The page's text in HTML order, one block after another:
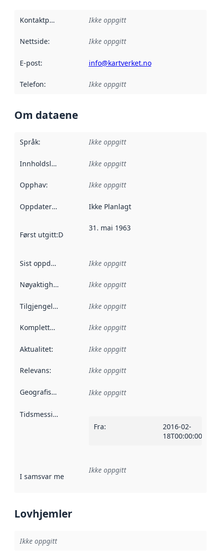
Kontaktpunkt Ikke oppgitt
Nettside: Ikke oppgitt
E-post: info@kartverket.no
Telefon: Ikke oppgitt
Om dataene
Språk: Ikke oppgitt
Innholdsleverandører :
Ikke oppgitt
Opphav: Ikke oppgitt
Oppdateringsfrekvens :
Ikke Planlagt
Først utgitt:Denne datoen sier når dataene i dette
31. mai 1963
Sist oppdatert Ikke oppgitt
Nøyaktighet Ikke oppgitt
Tilgjengelighet Ikke oppgitt
Kompletthet Ikke oppgitt
Aktualitet: Ikke oppgitt
Relevans: Ikke oppgitt
Geografisk avgrensning :
Ikke oppgitt
Tidsmessig avgrensning
Fra:
2016-02-
18T00:00:00Z
I samsvar med Referanse til en implementasjonsregel
Ikke oppgitt
Lovhjemler
Ikke oppgitt